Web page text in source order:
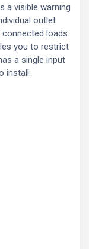
a visible warning
outlet
loads.
you to restrict
a single input
install.